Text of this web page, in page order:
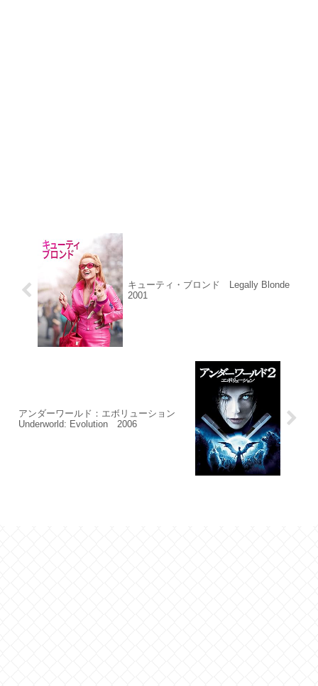
キューティ・ブロンド Legally Blonde
2001
アンダーワールド：エボリューション
Underworld: Evolution 2006